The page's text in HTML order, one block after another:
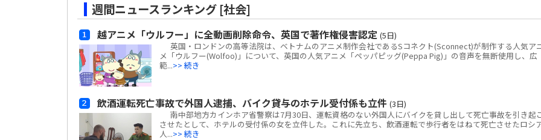
週間ニュースランキング [社会]
越アニメ「ウルフー」に全動画削除命令、英国で著作権侵害認定 (5日)
英国・ロンドンの高等法院は、ベトナムのアニメ制作会社であるSコネクト(Sconnect)が制作する人気ア
メ「ウルフー(Wolfoo)」について、英国の人気アニメ「ペッパピッグ(Peppa Pig)」の音声を無断使用し、広
範...>> 続き
飲酒運転死亡事故で外国人逮捕、バイク貸与のホテル受付係も立件 (3日)
南中部地方カインホア省警察は7月30日、運転資格のない外国人にバイクを貸し出して死亡事故を引き起
させたとして、ホテルの受付係の女を立件した。これに先立ち、飲酒運転で歩行者をはねて死亡させたロシ
人...>> 続き